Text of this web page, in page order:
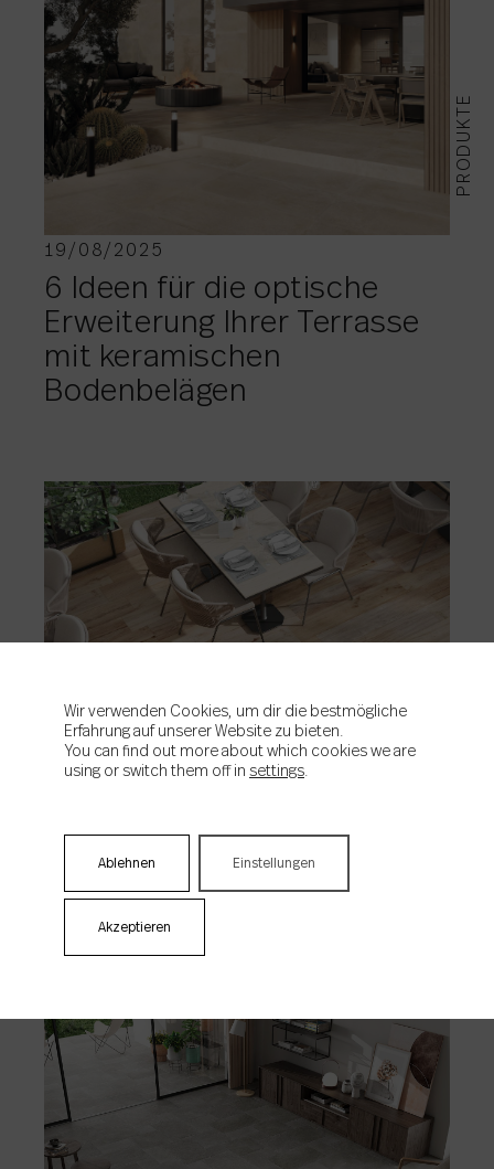
PRODUKTE
19/08/2025
6 Ideen für die optische
Erweiterung Ihrer Terrasse
mit keramischen
Bodenbelägen
Hamilton – rustikaler Stil
Innenräume, die in Natur
Wir verwenden Cookies, um dir die bestmögliche
Erfahrung auf unserer Website zu bieten.
You can find out more about which cookies we are
using or switch them off in settings.
Akzeptieren
Ablehnen Einstellungen